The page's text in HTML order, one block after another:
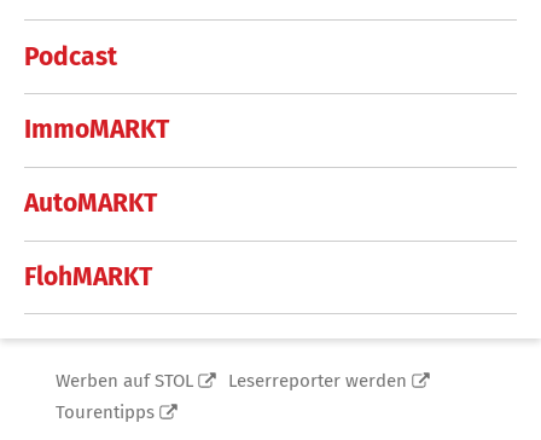
Podcast
ImmoMARKT
AutoMARKT
FlohMARKT
Werben auf STOL
Leserreporter werden
Tourentipps